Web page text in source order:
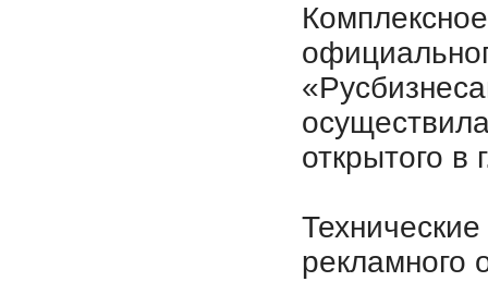
открытого в
рекламного